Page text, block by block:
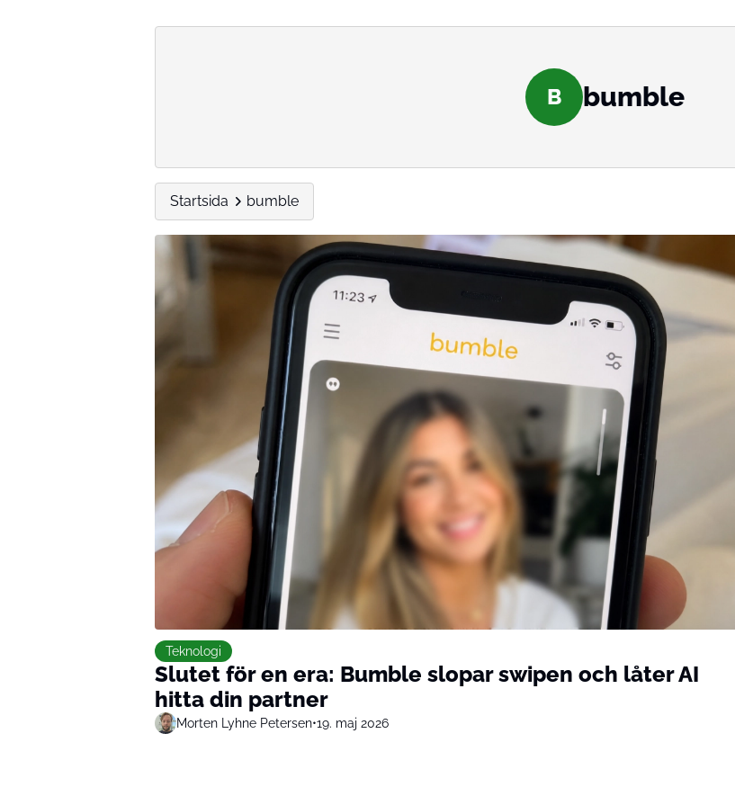
B bumble
Startsida bumble
Teknologi
Slutet för en era: Bumble slopar swipen och låter AI
hitta din partner
Morten Lyhne Petersen•19. maj 2026